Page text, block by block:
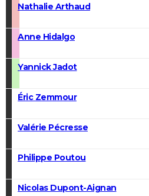
Nathalie Arthaud
Anne Hidalgo
Yannick Jadot
Éric Zemmour
Valérie Pécresse
Philippe Poutou
Nicolas Dupont-Aignan